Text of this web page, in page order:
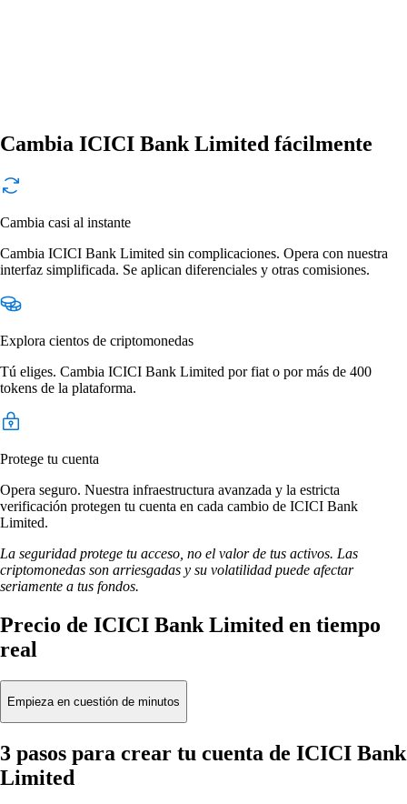
Cambia ICICI Bank Limited fácilmente
Cambia casi al instante
Cambia ICICI Bank Limited sin complicaciones. Opera con nuestra
interfaz simplificada. Se aplican diferenciales y otras comisiones.
Explora cientos de criptomonedas
Tú eliges. Cambia ICICI Bank Limited por fiat o por más de 400
tokens de la plataforma.
Protege tu cuenta
Opera seguro. Nuestra infraestructura avanzada y la estricta
verificación protegen tu cuenta en cada cambio de ICICI Bank
Limited.
La seguridad protege tu acceso, no el valor de tus activos. Las
criptomonedas son arriesgadas y su volatilidad puede afectar
seriamente a tus fondos.
Precio de ICICI Bank Limited en tiempo
real
Empieza en cuestión de minutos
3 pasos para crear tu cuenta de ICICI Bank
Limited